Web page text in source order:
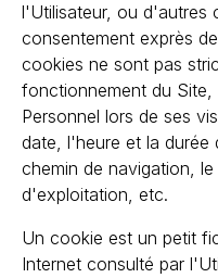
l'Utilisateur, ou d'autres
consentement exprès
cookies ne sont pas
fonctionnement du Site,
Personnel lors de ses
date, l'heure et la durée
chemin de navigation,
d'exploitation, etc.
Un cookie est un petit
Internet consulté par